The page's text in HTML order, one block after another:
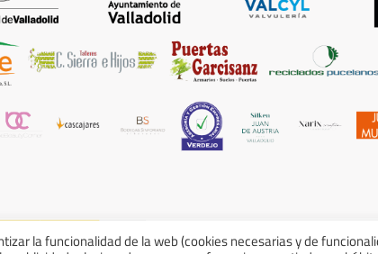
la funcionalidad de la web (cookies necesarias y de